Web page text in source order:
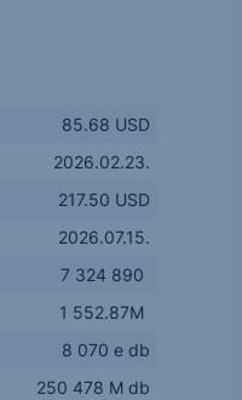
85.68 USD
2026.02.23.
217.50 USD
2026.07.15.
7 324 890
1 552.87M
8 070 e db
250 478 M db